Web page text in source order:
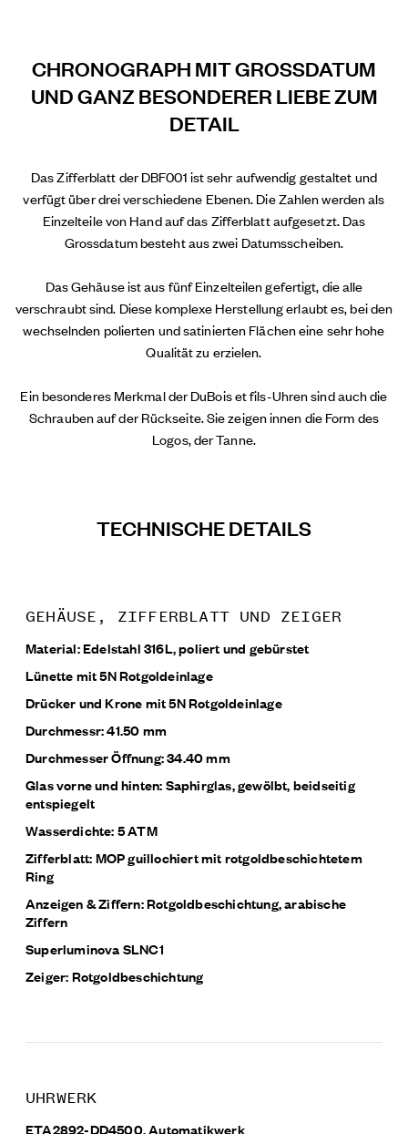
CHRONOGRAPH MIT GROSSDATUM
UND GANZ BESONDERER LIEBE ZUM
DETAIL
Das Zifferblatt der DBF001 ist sehr aufwendig gestaltet und
verfügt über drei verschiedene Ebenen. Die Zahlen werden als
Einzelteile von Hand auf das Zifferblatt aufgesetzt. Das
Grossdatum besteht aus zwei Datumsscheiben.
Das Gehäuse ist aus fünf Einzelteilen gefertigt, die alle
verschraubt sind. Diese komplexe Herstellung erlaubt es, bei den
wechselnden polierten und satinierten Flächen eine sehr hohe
Qualität zu erzielen.
Ein besonderes Merkmal der DuBois et fils-Uhren sind auch die
Schrauben auf der Rückseite. Sie zeigen innen die Form des
Logos, der Tanne.
TECHNISCHE DETAILS
GEHÄUSE, ZIFFERBLATT UND ZEIGER
Material: Edelstahl 316L, poliert und gebürstet
Lünette mit 5N Rotgoldeinlage
Drücker und Krone mit 5N Rotgoldeinlage
Durchmessr: 41.50 mm
Durchmesser Öffnung: 34.40 mm
Glas vorne und hinten: Saphirglas, gewölbt, beidseitig
entspiegelt
Wasserdichte: 5 ATM
Zifferblatt: MOP guillochiert mit rotgoldbeschichtetem
Ring
Anzeigen & Ziffern: Rotgoldbeschichtung, arabische
Ziffern
Superluminova SLNC1
Zeiger: Rotgoldbeschichtung
UHRWERK
ETA2892-DD4500, Automatikwerk